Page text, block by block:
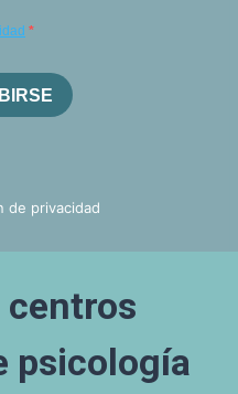
de privacidad
centros
psicología